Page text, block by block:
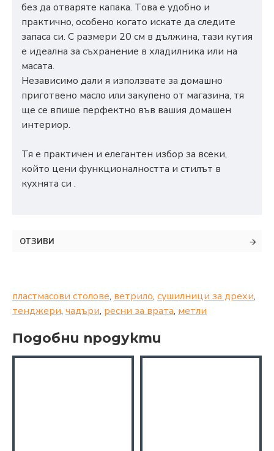
без да отваряте капака. Това е удобно и
практично, особено когато искате да следите
запаса си. С размери 20 см в дължина, тази кутия
е идеална за съхранение в хладилника или на
масата.
Независимо дали я използвате за домашно
приготвено масло или закупено от магазина, тя
ще се впише перфектно във вашия домашен
интериор.
Тя е практичен и елегантен избор за всеки,
който цени функционалността и стилът в
кухнята си .
ОТЗИВИ
пластмасови столове, ветрило, сушилници за дрехи,
тенджери, чадъри, ресни за врата, метли
Подобни продукти